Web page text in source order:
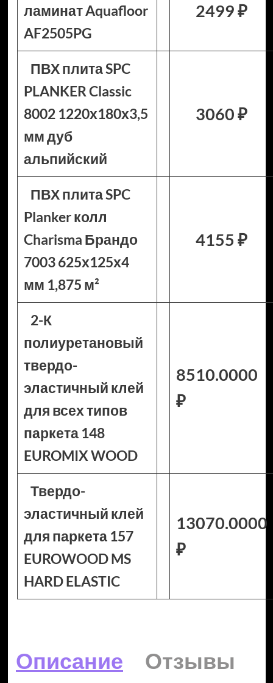
ламинат Aquafloor
AF2505PG
2499 ₽
ПВХ плита SPC
PLANKER Classic
8002 1220х180х3,5
мм дуб
альпийский
3060 ₽
ПВХ плита SPC
Planker колл
Charisma Брандо
7003 625х125х4
мм 1,875 м²
4155 ₽
2-К
полиуретановый
твердо-
эластичный клей
для всех типов
паркета 148
EUROMIX WOOD
8510.0000
₽
Твердо-
эластичный клей
для паркета 157
EUROWOOD MS
HARD ELASTIC
13070.0000
₽
Описание
Отзывы